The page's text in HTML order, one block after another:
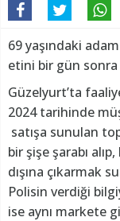
69 yaşındaki
etini bir gün sonra
Güzelyurt’ta
2024 tarihinde
satışa sunulan
bir şişe şarabı
dışına çıkarmak
Polisin verdiği
ise aynı markete